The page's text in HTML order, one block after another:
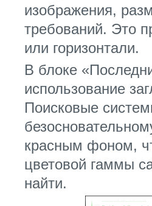
изображения,
требований. Это
или горизонтали.
В блоке
использование
Поисковые
красным фоном,
цветовой гаммы
найти.